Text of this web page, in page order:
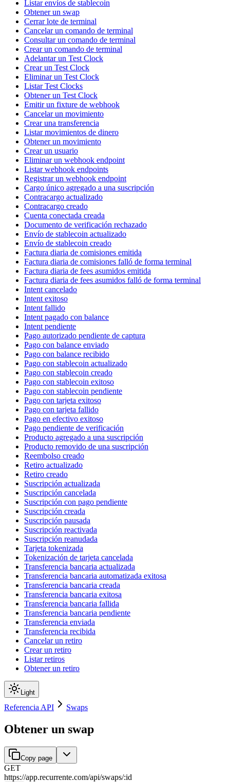
Listar envíos de stablecoin
Obtener un swap
Cerrar lote de terminal
Cancelar un comando de terminal
Consultar un comando de terminal
Crear un comando de terminal
Adelantar un Test Clock
Crear un Test Clock
Eliminar un Test Clock
Listar Test Clocks
Obtener un Test Clock
Emitir un fixture de webhook
Cancelar un movimiento
Crear una transferencia
Listar movimientos de dinero
Obtener un movimiento
Crear un usuario
Eliminar un webhook endpoint
Listar webhook endpoints
Registrar un webhook endpoint
Cargo único agregado a una suscripción
Contracargo actualizado
Contracargo creado
Cuenta conectada creada
Documento de verificación rechazado
Envío de stablecoin actualizado
Envío de stablecoin creado
Factura diaria de comisiones emitida
Factura diaria de comisiones falló de forma terminal
Factura diaria de fees asumidos emitida
Factura diaria de fees asumidos falló de forma terminal
Intent cancelado
Intent exitoso
Intent fallido
Intent pagado con balance
Intent pendiente
Pago autorizado pendiente de captura
Pago con balance enviado
Pago con balance recibido
Pago con stablecoin actualizado
Pago con stablecoin creado
Pago con stablecoin exitoso
Pago con stablecoin pendiente
Pago con tarjeta exitoso
Pago con tarjeta fallido
Pago en efectivo exitoso
Pago pendiente de verificación
Producto agregado a una suscripción
Producto removido de una suscripción
Reembolso creado
Retiro actualizado
Retiro creado
Suscripción actualizada
Suscripción cancelada
Suscripción con pago pendiente
Suscripción creada
Suscripción pausada
Suscripción reactivada
Suscripción reanudada
Tarjeta tokenizada
Tokenización de tarjeta cancelada
Transferencia bancaria actualizada
Transferencia bancaria automatizada exitosa
Transferencia bancaria creada
Transferencia bancaria exitosa
Transferencia bancaria fallida
Transferencia bancaria pendiente
Transferencia enviada
Transferencia recibida
Cancelar un retiro
Crear un retiro
Listar retiros
Obtener un retiro
Light
Referencia API Swaps
Obtener un swap
Copy page
GET
https://app.recurrente.com/api/swaps/:id